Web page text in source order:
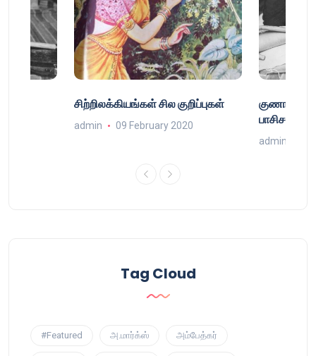
சிற்றிலக்கியங்கள் சில குறிப்புகள்
admin 09 February 2020
குணா :
admin
Tag Cloud
#Featured அ.மார்க்ஸ் அம்பேத்கர்